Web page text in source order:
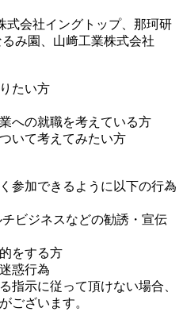
式会社イングトップ、那珂研
み園、山﨑工業株式会社
たい方
への就職を考えている方
いて考えてみたい方
参加できるように以下の行為
ビジネスなどの勧誘・宣伝
をする方
惑行為
指示に従って頂けない場合、
ございます。